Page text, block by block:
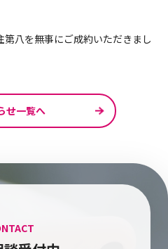
八を無事にご成約いただきまし
せ一覧へ